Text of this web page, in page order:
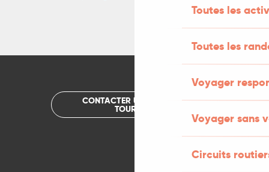
Toutes les
Toutes les
Voyager
Voyager sans
Circuits
CONTACTER UN OFFICE DE
TOURISME